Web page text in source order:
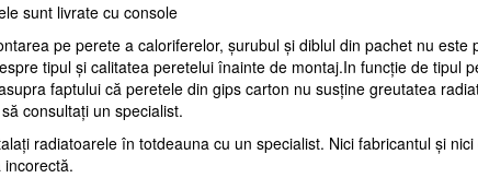
sunt livrate cu console
pe perete a caloriferelor, șurubul și diblul din pachet nu
tipul și calitatea peretelui înainte de montaj.In funcție de tipul
faptului că peretele din gips carton nu susține greutatea
consultați un specialist.
radiatoarele în totdeauna cu un specialist. Nici fabricantul și